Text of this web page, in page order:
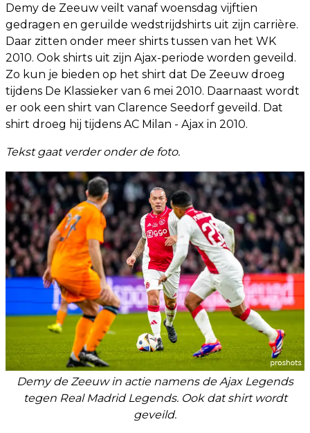
Demy de Zeeuw veilt vanaf woensdag vijftien
gedragen en geruilde wedstrijdshirts uit zijn carrière.
Daar zitten onder meer shirts tussen van het WK
2010. Ook shirts uit zijn Ajax-periode worden geveild.
Zo kun je bieden op het shirt dat De Zeeuw droeg
tijdens De Klassieker van 6 mei 2010. Daarnaast wordt
er ook een shirt van Clarence Seedorf geveild. Dat
shirt droeg hij tijdens AC Milan - Ajax in 2010.
Tekst gaat verder onder de foto.
Demy de Zeeuw in actie namens de Ajax Legends
tegen Real Madrid Legends. Ook dat shirt wordt
geveild.